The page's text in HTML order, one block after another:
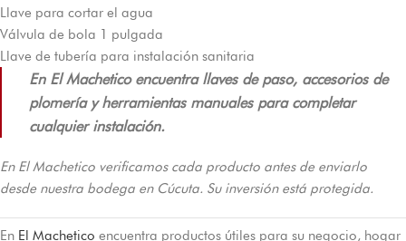
Llave para cortar el agua
Válvula de bola 1 pulgada
Llave de tubería para instalación sanitaria
En El Machetico encuentra llaves de paso, accesorios de
plomería y herramientas manuales para completar
cualquier instalación.
En El Machetico verificamos cada producto antes de enviarlo
desde nuestra bodega en Cúcuta. Su inversión está protegida.
En El Machetico encuentra productos útiles para su negocio, hogar